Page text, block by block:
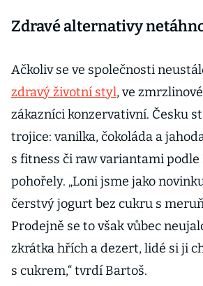
Zdravé alternativy
Ačkoliv se ve společnosti
zdravý životní styl, ve
zákazníci konzervativní. Česku
trojice: vanilka, čokoláda a
s fitness či raw variantami podle
pohořely. „Loni jsme jako
čerstvý jogurt bez cukru s
Prodejně se to však vůbec
zkrátka hřích a dezert, lidé si ji
s cukrem,“ tvrdí Bartoš.